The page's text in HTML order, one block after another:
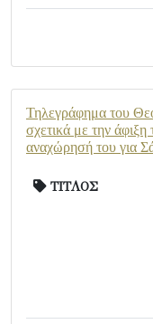
Τηλεγράφημα του
σχετικά με την
αναχώρησή του για
ΤΙΤΛΟΣ